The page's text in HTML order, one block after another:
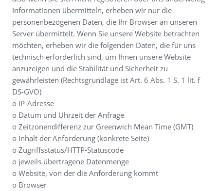
Informationen übermitteln, erheben wir nur die
personenbezogenen Daten, die Ihr Browser an unseren
Server übermittelt. Wenn Sie unsere Website betrachten
möchten, erheben wir die folgenden Daten, die für uns
technisch erforderlich sind, um Ihnen unsere Website
anzuzeigen und die Stabilität und Sicherheit zu
gewährleisten (Rechtsgrundlage ist Art. 6 Abs. 1 S. 1 lit. f
DS-GVO)
o IP-Adresse
o Datum und Uhrzeit der Anfrage
o Zeitzonendifferenz zur Greenwich Mean Time (GMT)
o Inhalt der Anforderung (konkrete Seite)
o Zugriffsstatus/HTTP-Statuscode
o jeweils übertragene Datenmenge
o Website, von der die Anforderung kommt
o Browser